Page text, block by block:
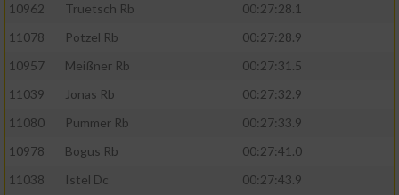
10962
Truetsch Rb
00:27:28.1
11078
Potzel Rb
00:27:28.9
10957
Meißner Rb
00:27:31.5
11039
Jonas Rb
00:27:32.9
11080
Pummer Rb
00:27:33.9
10978
Bogus Rb
00:27:41.0
11038
Istel Dc
00:27:43.9